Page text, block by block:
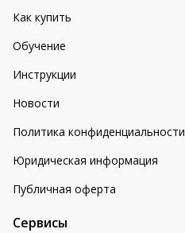
Как купить
Обучение
Инструкции
Новости
Политика конфиденциальности
Юридическая информация
Публичная оферта
Сервисы